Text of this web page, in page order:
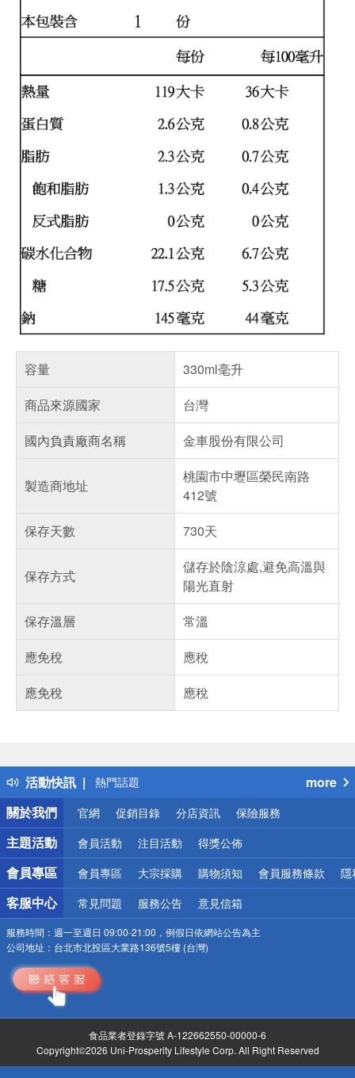
容量
330ml毫升
商品來源國家
台灣
國內負責廠商名稱
金車股份有限公司
製造商地址
桃園市中壢區榮民南路
412號
保存天數
730天
保存方式
儲存於陰涼處,避免高溫與
陽光直射
保存溫層
常溫
應免稅
應稅
應免稅
應稅
活動快訊
得獎公告
熱門話題
銀行優惠
偏遠地區配送
詐騙網頁！請小心！
more
關於我們
官網 促銷目錄 分店資訊 保險服務
主題活動 會員活動 注目活動 得獎公佈
會員專區 會員專區 大宗採購 購物須知 會員服務條款 隱
客服中心 常見問題 服務公告 意見信箱
服務時間： 週一至週日 09:00-21:00，例假日依網站公告為主
公司地址： 台北市北投區大業路136號5樓 (台灣)
食品業者登錄字號 A-122662550-00000-6
Copyright©2026 Uni-Prosperity Lifestyle Corp. All Right Reserved